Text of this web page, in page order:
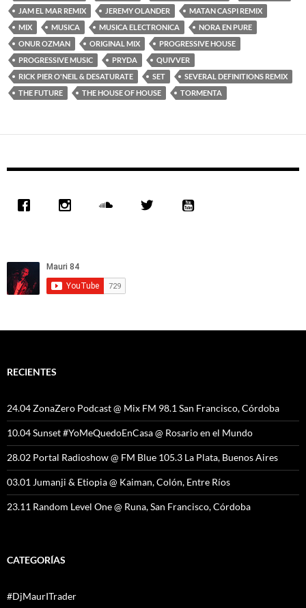
JAM EL MAR REMIX
JEREMY OLANDER
MATAN CASPI REMIX
MIX
MUSICA MUSICA ELECTRONICA
NORA EN PURE
ONUR OZMAN
ORIGINAL MIX
PROGRESSIVE HOUSE
PROGRESSIVE MUSIC
PRYDA
QUIVVER
RICK PIER O'NEIL & DESATURATE
SET
SEVERAL DEFINITIONS REMIX
THE FUTURE
THE HOUSE OF HOUSE TORMENTA
RECIENTES
24.04 ZonaZero Podcast @ Mix FM 98.1 San Francisco, Córdoba
10.04 Sunset #YoMeQuedoEnCasa @ Rosario en el Mundo
28.02 Portal Radioshow @ FM Blue 105.3 La Plata, Buenos Aires
03.01 Jumanji & Etiopia @ Kaiman, Colón, Entre Ríos
23.11 Random Level One @ Runa, San Francisco, Córdoba
CATEGORÍAS
#DjMaurITrader